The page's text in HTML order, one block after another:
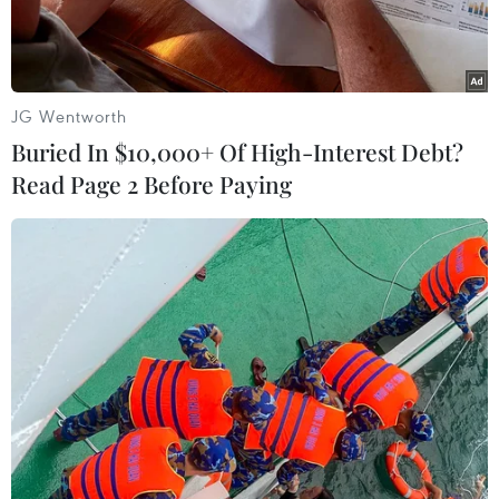
Robot Mindar. (Nguồn: AFP)
Một ngôi chùa 400 tuổi ở Nhật Bản đang cố gắng
thu hút sự quan tâm của cộng đồng, đặc biệt là
giới trẻ đến Phật giáo, thông qua một nhà sư
robot mà họ tin rằng sẽ thay đổi bộ mặt của tôn
JG Wentworth
Buried In $10,000+ Of High-Interest Debt?
Read Page 2 Before Paying